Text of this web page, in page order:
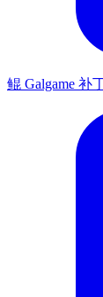
鲲 Galgame 补